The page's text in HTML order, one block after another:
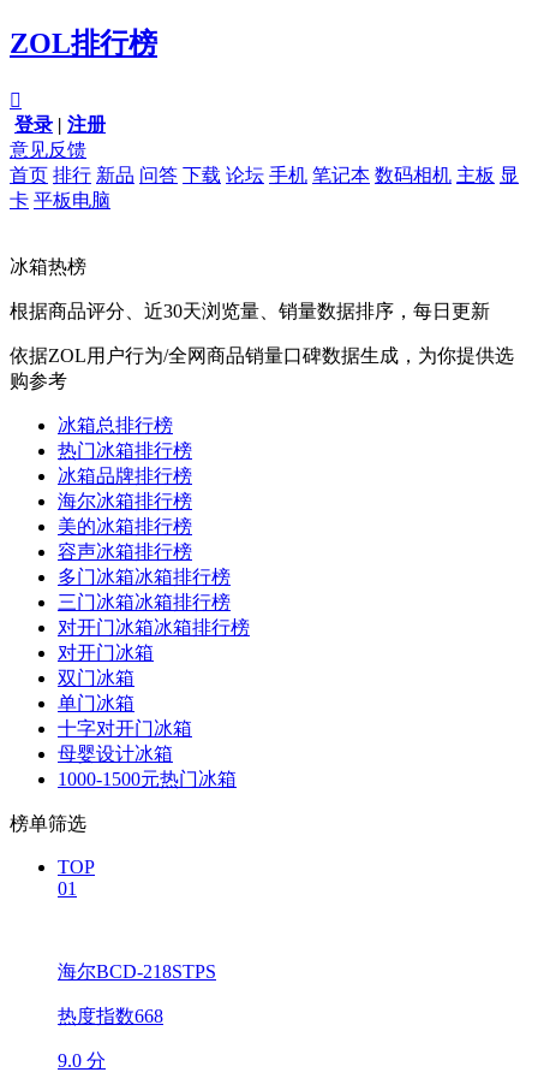
ZOL排行榜

登录 | 注册
意见反馈
首页 排行 新品 问答 下载 论坛 手机 笔记本 数码相机 主板 显
卡 平板电脑
冰箱热榜
根据商品评分、近30天浏览量、销量数据排序，每日更新
依据ZOL用户行为/全网商品销量口碑数据生成，为你提供选
购参考
冰箱总排行榜
热门冰箱排行榜
冰箱品牌排行榜
海尔冰箱排行榜
美的冰箱排行榜
容声冰箱排行榜
多门冰箱冰箱排行榜
三门冰箱冰箱排行榜
对开门冰箱冰箱排行榜
对开门冰箱
双门冰箱
单门冰箱
十字对开门冰箱
母婴设计冰箱
1000-1500元热门冰箱
榜单筛选
TOP
01
海尔BCD-218STPS
热度指数668
9.0 分